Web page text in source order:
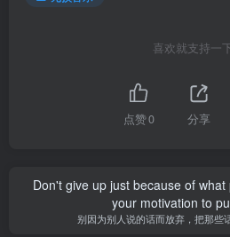
喜欢就支持一
点赞0 分享
Don't give up just because of
your motivation to
别因为别人说的话而放弃，把那些